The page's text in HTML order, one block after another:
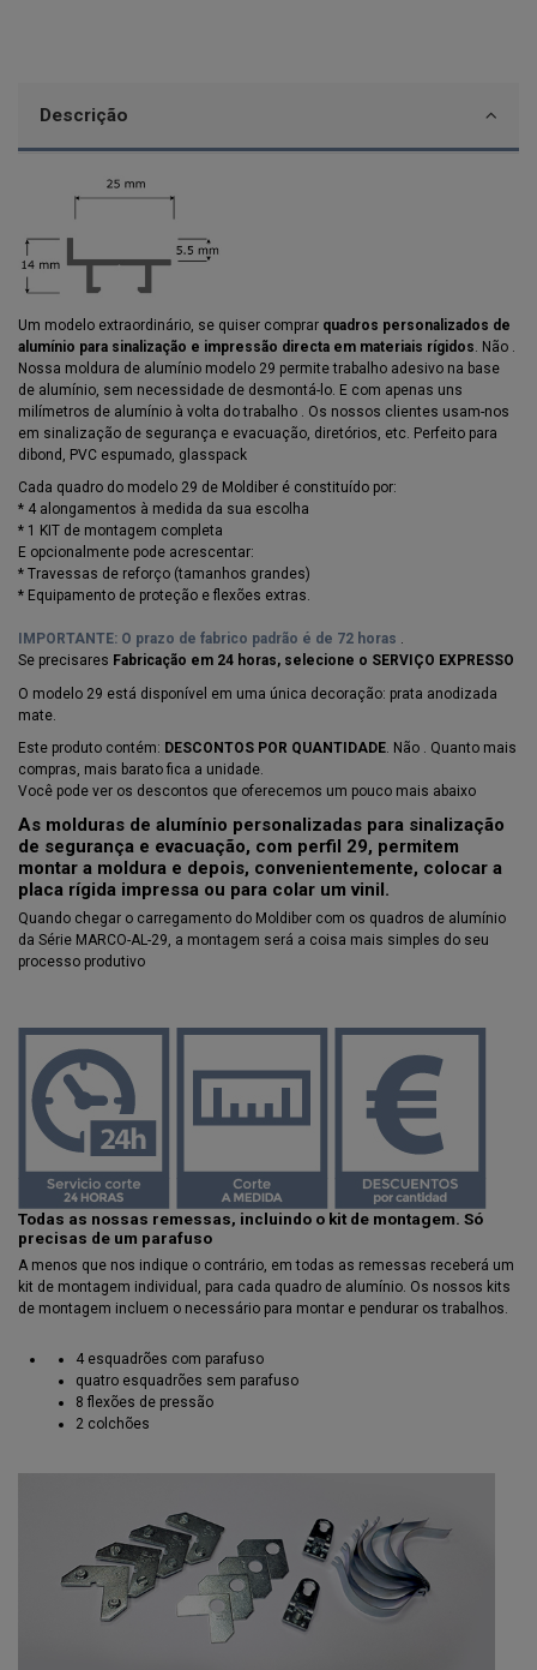
Descrição
Um modelo extraordinário, se quiser comprar quadros personalizados de
alumínio para sinalização e impressão directa em materiais rígidos . Não .
Nossa moldura de alumínio modelo 29 permite trabalho adesivo na base
de alumínio, sem necessidade de desmontá-lo. E com apenas uns
milímetros de alumínio à volta do trabalho . Os nossos clientes usam-nos
em sinalização de segurança e evacuação, diretórios, etc. Perfeito para
dibond, PVC espumado, glasspack
Cada quadro do modelo 29 de Moldiber é constituído por:
* 4 alongamentos à medida da sua escolha
* 1 KIT de montagem completa
E opcionalmente pode acrescentar:
* Travessas de reforço (tamanhos grandes)
* Equipamento de proteção e flexões extras.
IMPORTANTE: O prazo de fabrico padrão é de 72 horas .
Se precisares Fabricação em 24 horas, selecione o SERVIÇO EXPRESSO
O modelo 29 está disponível em uma única decoração: prata anodizada
mate.
Este produto contém: DESCONTOS POR QUANTIDADE. Não . Quanto mais
compras, mais barato fica a unidade.
Você pode ver os descontos que oferecemos um pouco mais abaixo
As molduras de alumínio personalizadas para sinalização
de segurança e evacuação, com perfil 29, permitem
montar a moldura e depois, convenientemente, colocar a
placa rígida impressa ou para colar um vinil.
Quando chegar o carregamento do Moldiber com os quadros de alumínio
da Série MARCO-AL-29, a montagem será a coisa mais simples do seu
processo produtivo
Todas as nossas remessas, incluindo o kit de montagem. Só
precisas de um parafuso
A menos que nos indique o contrário, em todas as remessas receberá um
kit de montagem individual, para cada quadro de alumínio. Os nossos kits
de montagem incluem o necessário para montar e pendurar os trabalhos.
4 esquadrões com parafuso
quatro esquadrões sem parafuso
8 flexões de pressão
2 colchões